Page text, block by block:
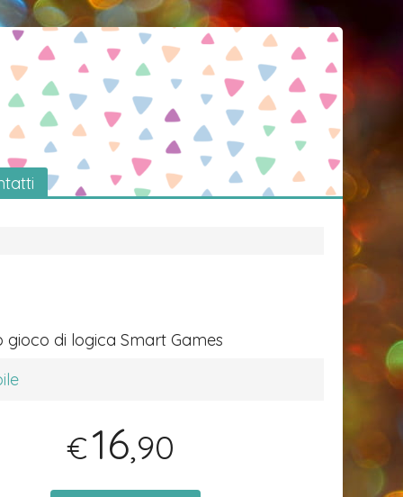
di logica Smart Games
€16,90